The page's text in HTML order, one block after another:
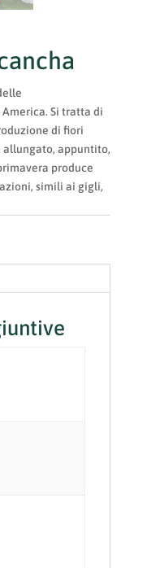
Si tratta di
di fiori
allungato, appuntito,
produce
simili ai gigli,